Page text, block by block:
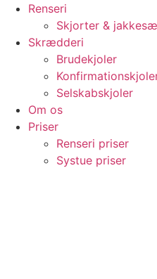
Videre
indhold
Renseri
Skjorter &
Skrædderi
Brudekjoler
Selskabskjoler
Om os
Priser
Renseri priser
Systue priser